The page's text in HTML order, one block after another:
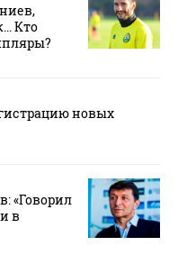
Кто
новых
«Говорил
в